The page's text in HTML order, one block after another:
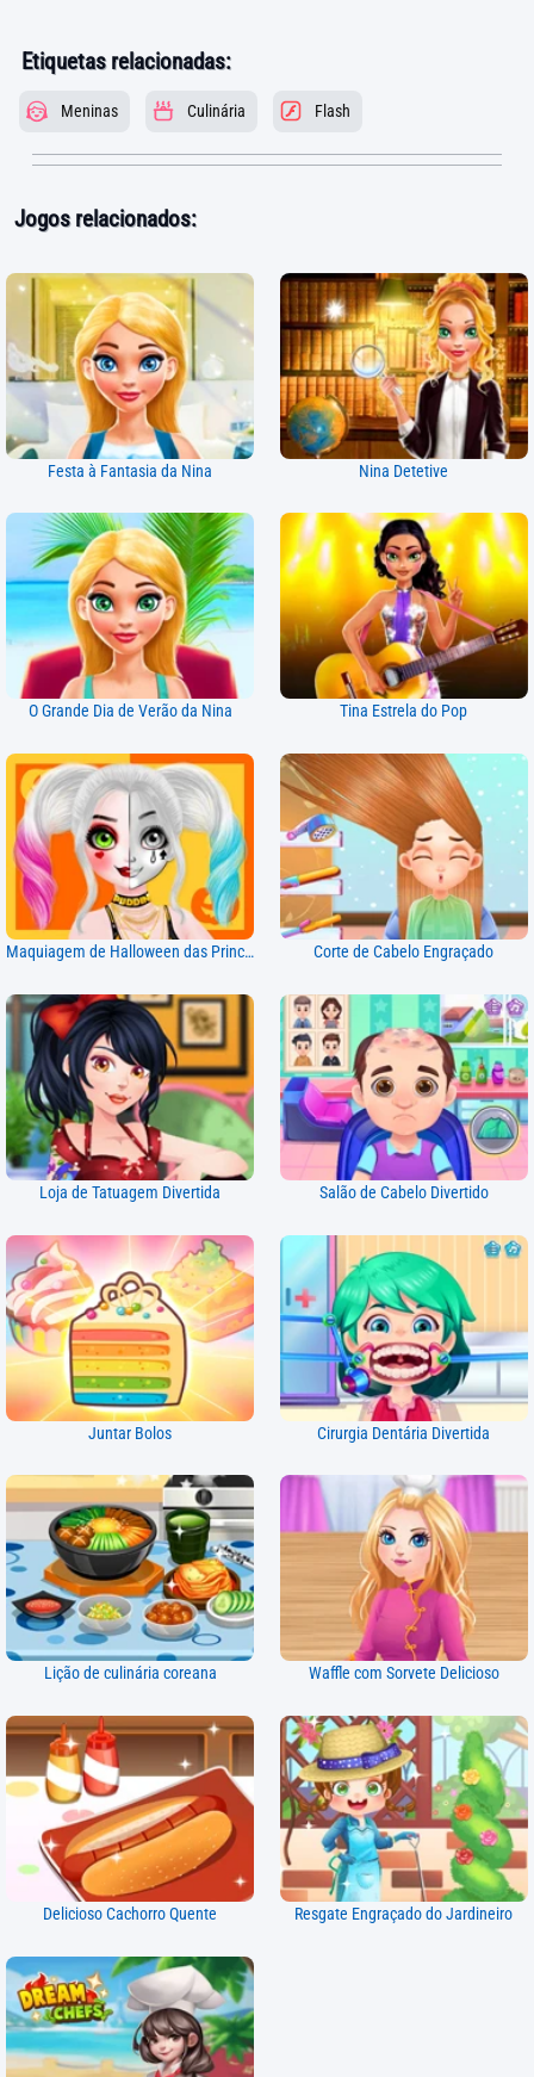
Etiquetas relacionadas:
Meninas Culinária Flash
Jogos relacionados:
Festa à Fantasia da Nina Nina Detetive
O Grande Dia de Verão da Nina Tina Estrela do Pop
Maquiagem de Halloween das Princesas Corte de Cabelo Engraçado
Loja de Tatuagem Divertida Salão de Cabelo Divertido
Juntar Bolos Cirurgia Dentária Divertida
Lição de culinária coreana Waffle com Sorvete Delicioso
Delicioso Cachorro Quente Resgate Engraçado do Jardineiro